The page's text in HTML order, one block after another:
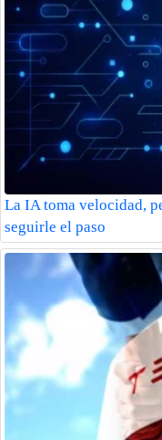
La IA toma velocidad,
seguirle el paso